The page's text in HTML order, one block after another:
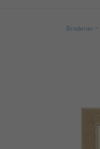
Broderier